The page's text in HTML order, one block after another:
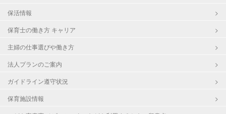
保活情報
保育士の働き方 キャリア
主婦の仕事選びや働き方
法人プランのご案内
ガイドライン遵守状況
保育施設情報